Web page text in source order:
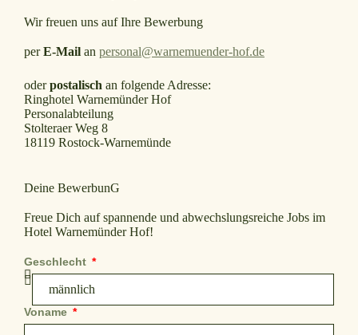
Wir freuen uns auf Ihre Bewerbung
perE-Mail an personal@warnemuender-hof.de
oderpostalisch an folgende Adresse:
Ringhotel Warnemünder Hof
Personalabteilung
Stolteraer Weg 8
18119 Rostock-Warnemünde
Deine BewerbunG
Freue Dich auf spannende und abwechslungsreiche Jobs im
Hotel Warnemünder Hof!
Geschlecht
Voname